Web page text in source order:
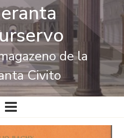
de la
Civito
Ĉefa
navigado